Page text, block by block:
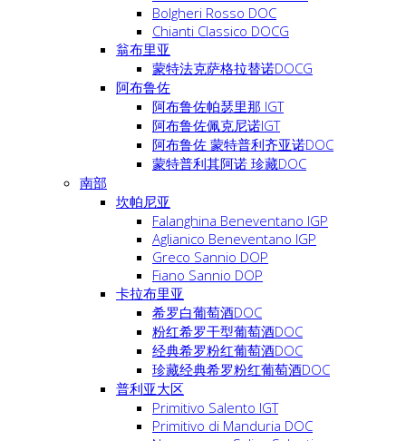
Bolgheri Rosso DOC
Chianti Classico DOCG
翁布里亚
蒙特法克萨格拉替诺DOCG
阿布鲁佐
阿布鲁佐帕瑟里那 IGT
阿布鲁佐佩克尼诺IGT
阿布鲁佐 蒙特普利齐亚诺DOC
蒙特普利其阿诺 珍藏DOC
南部
坎帕尼亚
Falanghina Beneventano IGP
Aglianico Beneventano IGP
Greco Sannio DOP
Fiano Sannio DOP
卡拉布里亚
希罗白葡萄酒DOC
粉红希罗干型葡萄酒DOC
经典希罗粉红葡萄酒DOC
珍藏经典希罗粉红葡萄酒DOC
普利亚大区
Primitivo Salento IGT
Primitivo di Manduria DOC